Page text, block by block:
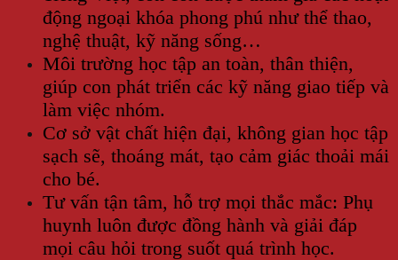
động ngoại khóa phong phú như thể thao,
nghệ thuật, kỹ năng sống…
Môi trường học tập an toàn, thân thiện,
giúp con phát triển các kỹ năng giao tiếp và
làm việc nhóm.
Cơ sở vật chất hiện đại, không gian học tập
sạch sẽ, thoáng mát, tạo cảm giác thoải mái
cho bé.
Tư vấn tận tâm, hỗ trợ mọi thắc mắc: Phụ
huynh luôn được đồng hành và giải đáp
mọi câu hỏi trong suốt quá trình học.